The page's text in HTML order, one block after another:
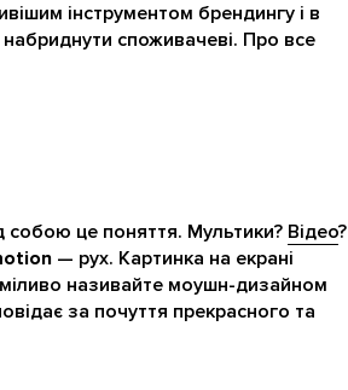
інструментом брендингу і в
споживачеві. Про все
собою це поняття. Мультики? Відео?
— рух. Картинка на екрані
називайте моушн-дизайном
за почуття прекрасного та